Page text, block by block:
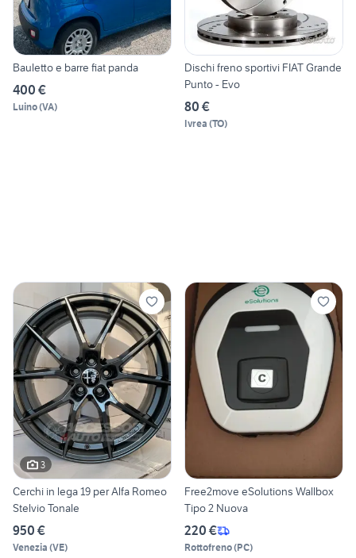
Bauletto e barre fiat panda
400 €
Luino(VA)
Dischi freno sportivi FIAT Grande
Punto - Evo
80 €
Ivrea (TO)
3
Cerchi in lega 19 per Alfa Romeo
Stelvio Tonale
950 €
Venezia (VE)
Free2move eSolutions Wallbox
Tipo 2 Nuova
220 €
Rottofreno(PC)